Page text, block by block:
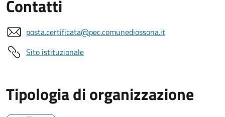
Contatti
posta.certificata@pec.comunediossona.it
Sito istituzionale
Tipologia di organizzazione